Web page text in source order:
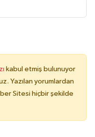
kabul etmiş bulunuyor
Yazılan yorumlardan
Sitesi hiçbir şekilde